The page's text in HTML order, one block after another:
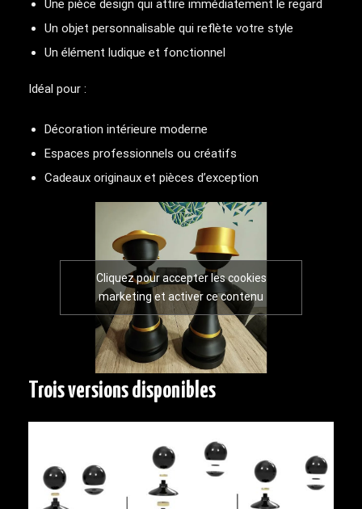
Une pièce design qui attire immédiatement le regard
Un objet personnalisable qui reflète votre style
Un élément ludique et fonctionnel
Idéal pour :
Décoration intérieure moderne
Espaces professionnels ou créatifs
Cadeaux originaux et pièces d’exception
Cliquez pour accepter les cookies
marketing et activer ce contenu
Trois versions disponibles